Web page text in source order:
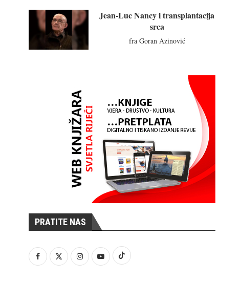
Jean-Luc Nancy i transplantacija
srca
fra Goran Azinović
PRATITE NAS